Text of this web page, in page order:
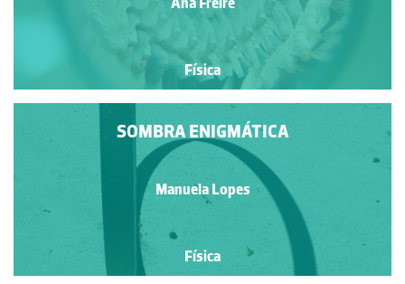
Física
SOMBRA ENIGMÁTICA
Manuela Lopes
Física